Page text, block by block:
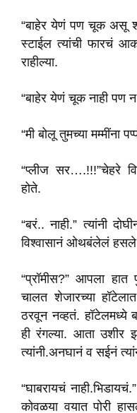
“बाहेर येणं पण चूक असू
स्टाईल त्यांची फारचं
राहील्या.
“बाहेर येणं चूक नाही पण
“मी बोलू तुमच्या मम्मींना
“प्लीज सर….!!!”चेहरे
होते.
“बरं.. नाही.” त्यांनी
विश्वासानं ओथबंलेलं
“प्रॉमीस?” आपला
चालत शेजारच्या
ठरवून नव्हतं. हॉटेलमध्ये
ही रंगल्या. आता उशीर
त्यांनी.अनघानं व सईनं
“घाबरायचं
कोवळया वयात पोरी